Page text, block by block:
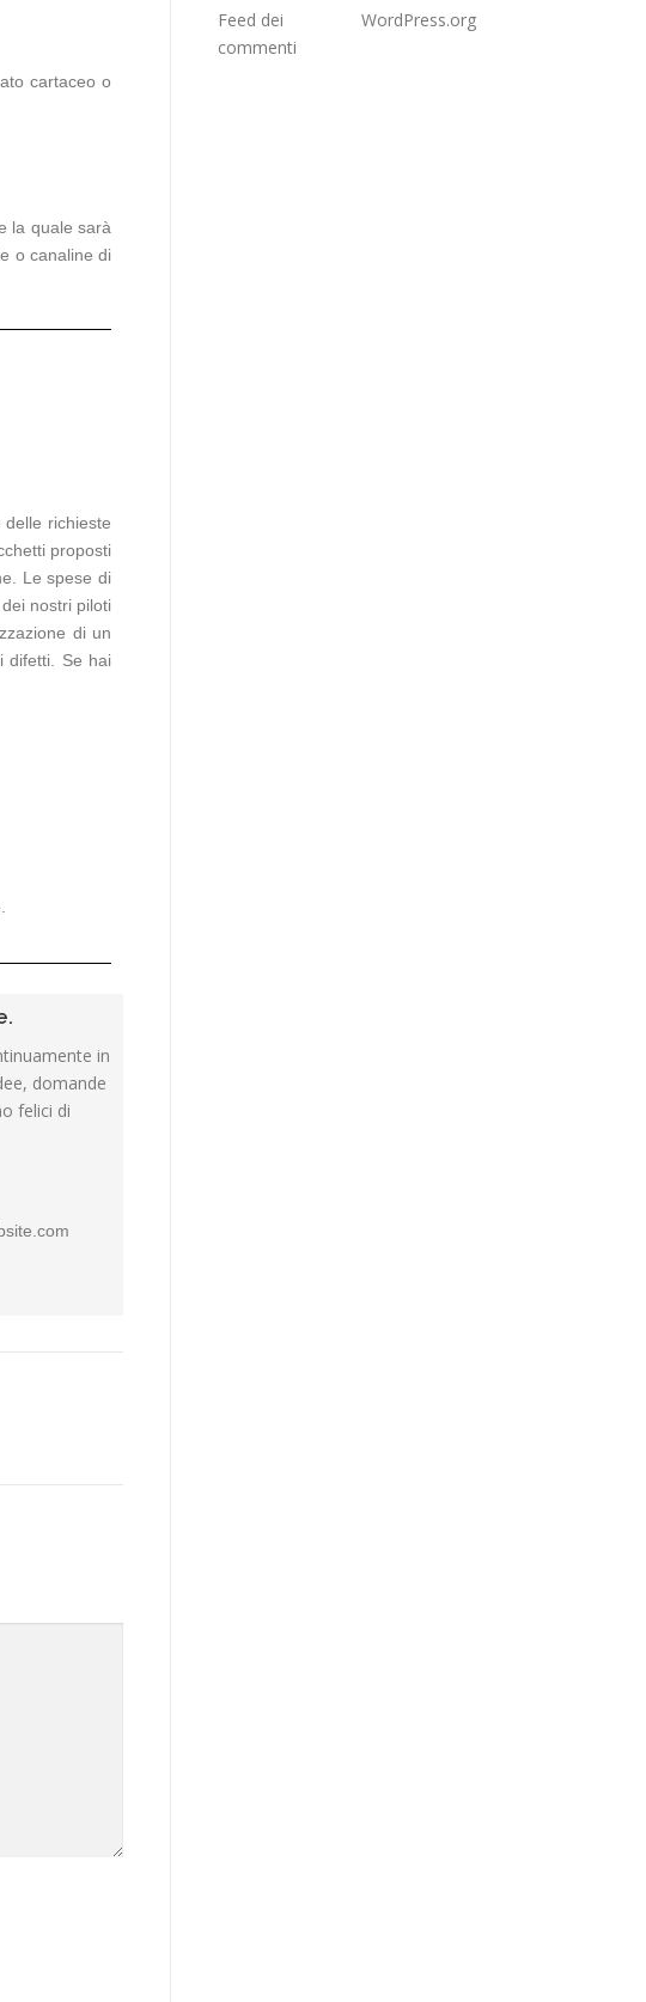
cartaceo o
la quale sarà
o canaline di
richieste
proposti
Le spese di
nostri piloti
di un
difetti. Se hai
in
domande
felici di
Feed dei
commenti
WordPress.org